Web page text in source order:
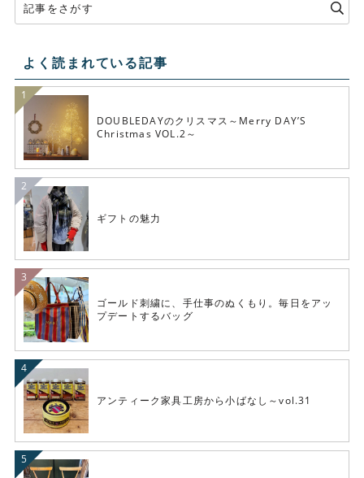
よく読まれている記事
DOUBLEDAYのクリスマス～Merry DAY’S
Christmas VOL.2～
ギフトの魅力
ゴールド刺繍に、手仕事のぬくもり。毎日をアッ
プデートするバッグ
アンティーク家具工房から小ばなし～vol.31